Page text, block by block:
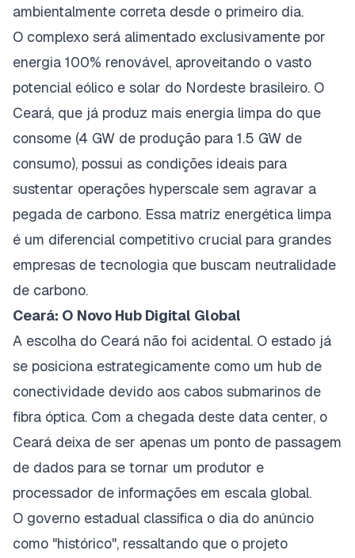
ambientalmente correta desde o primeiro dia.
O complexo será alimentado exclusivamente por
energia 100% renovável, aproveitando o vasto
potencial eólico e solar do Nordeste brasileiro. O
Ceará, que já produz mais energia limpa do que
consome (4 GW de produção para 1.5 GW de
consumo), possui as condições ideais para
sustentar operações hyperscale sem agravar a
pegada de carbono. Essa matriz energética limpa
é um diferencial competitivo crucial para grandes
empresas de tecnologia que buscam neutralidade
de carbono.
Ceará: O Novo Hub Digital Global
A escolha do Ceará não foi acidental. O estado já
se posiciona estrategicamente como um hub de
conectividade devido aos cabos submarinos de
fibra óptica. Com a chegada deste data center, o
Ceará deixa de ser apenas um ponto de passagem
de dados para se tornar um produtor e
processador de informações em escala global.
O governo estadual classifica o dia do anúncio
como "histórico", ressaltando que o projeto